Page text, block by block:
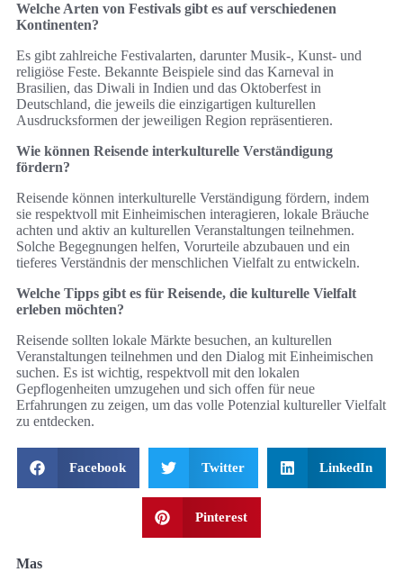
Welche Arten von Festivals gibt es auf verschiedenen
Kontinenten?
Es gibt zahlreiche Festivalarten, darunter Musik-, Kunst- und
religiöse Feste. Bekannte Beispiele sind das Karneval in
Brasilien, das Diwali in Indien und das Oktoberfest in
Deutschland, die jeweils die einzigartigen kulturellen
Ausdrucksformen der jeweiligen Region repräsentieren.
Wie können Reisende interkulturelle Verständigung
fördern?
Reisende können interkulturelle Verständigung fördern, indem
sie respektvoll mit Einheimischen interagieren, lokale Bräuche
achten und aktiv an kulturellen Veranstaltungen teilnehmen.
Solche Begegnungen helfen, Vorurteile abzubauen und ein
tieferes Verständnis der menschlichen Vielfalt zu entwickeln.
Welche Tipps gibt es für Reisende, die kulturelle Vielfalt
erleben möchten?
Reisende sollten lokale Märkte besuchen, an kulturellen
Veranstaltungen teilnehmen und den Dialog mit Einheimischen
suchen. Es ist wichtig, respektvoll mit den lokalen
Gepflogenheiten umzugehen und sich offen für neue
Erfahrungen zu zeigen, um das volle Potenzial kultureller Vielfalt
zu entdecken.
Facebook Twitter LinkedIn
Pinterest
Mas